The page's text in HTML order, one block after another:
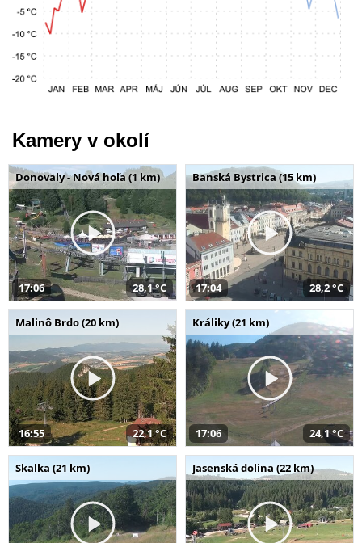
Kamery v okolí
Donovaly - Nová hoľa (1 km)
17:06 28,1 °C
Banská Bystrica (15 km)
17:04 28,2 °C
Malinô Brdo (20 km)
16:55 22,1 °C
Králiky (21 km)
17:06 24,1 °C
Skalka (21 km) Jasenská dolina (22 km)